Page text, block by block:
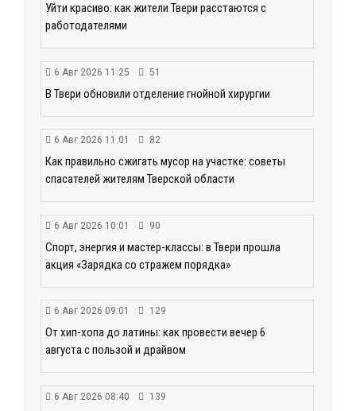
Уйти красиво: как жители Твери расстаются с
работодателями
6 Авг 2026 11:25 51
В Твери обновили отделение гнойной хирургии
6 Авг 2026 11:01 82
Как правильно сжигать мусор на участке: советы
спасателей жителям Тверской области
6 Авг 2026 10:01 90
Спорт, энергия и мастер-классы: в Твери прошла
акция «Зарядка со стражем порядка»
6 Авг 2026 09:01 129
От хип-хопа до латины: как провести вечер 6
августа с пользой и драйвом
6 Авг 2026 08:40 139